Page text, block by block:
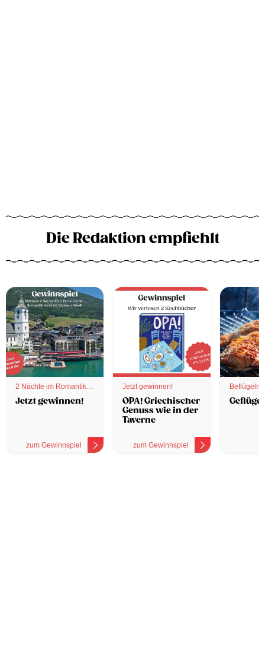
Die Redaktion empfiehlt
2 Nächte im Romantik
Hotel
Jetzt gewinnen!
zum Gewinnspiel
Jetzt gewinnen!
OPA! Griechischer
Genuss wie in der
Taverne
zum Gewinnspiel